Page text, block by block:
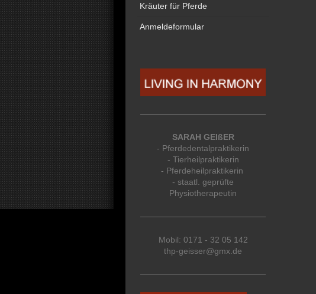
Kräuter für Pferde
Anmeldeformular
SARAH GEIßER
- Pferdedentalpraktikerin
- Tierheilpraktikerin
- Pferdeheilpraktikerin
- staatl. geprüfte
Physiotherapeutin
Mobil: 0171 - 32 05 142
thp-geisser@gmx.de